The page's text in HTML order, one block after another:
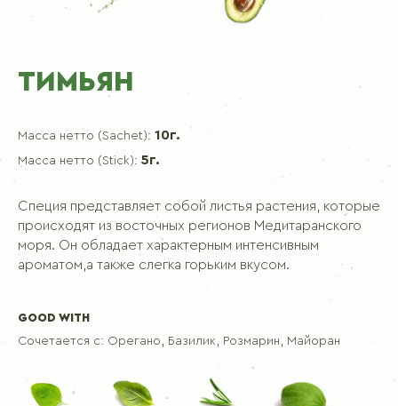
ТИМЬЯН
Масса нетто (Sachet): 10г.
Масса нетто (Stick): 5г.
Специя представляет собой листья растения, которые
происходят из восточных регионов Медитаранского
моря. Он обладает характерным интенсивным
ароматом,а также слегка горьким вкусом.
GOOD WITH
Сочетается с: Орегано, Базилик, Розмарин, Майоран